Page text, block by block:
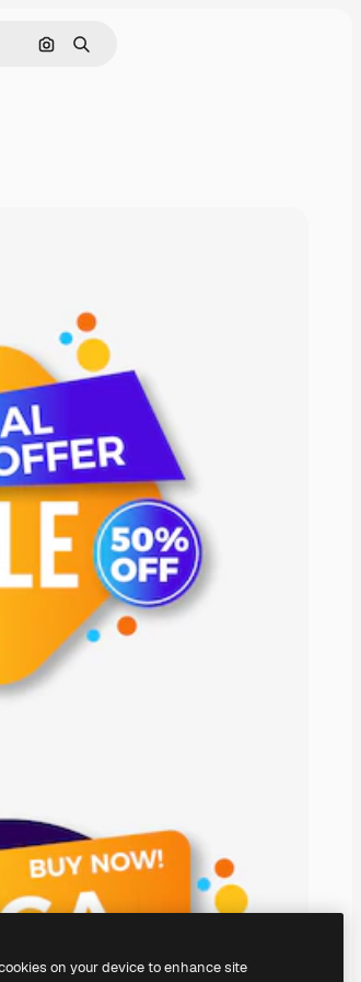
Buscar por imagen
Buscar
on your device to enhance site